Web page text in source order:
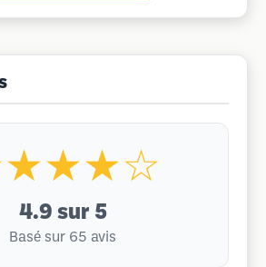
4.9 sur 5
Basé sur 65 avis